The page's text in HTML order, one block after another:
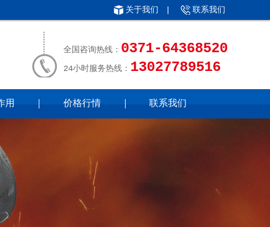
关于我们 联系我们
全国咨询热线： 0371-64368520
24小时服务热线： 13027789516
用 价格行情 联系我们